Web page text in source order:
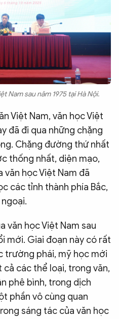
Nam sau năm 1975 tại Hà Nội.
Việt Nam, văn học Việt
đã đi qua những chặng
Chặng đường thứ nhất
thống nhất, diện mạo,
văn học Việt Nam đã
các tỉnh thành phía Bắc,
văn học Việt Nam sau
mới. Giai đoạn này có rất
trường phái, mỹ học mới
các thể loại, trong văn,
phê bình, trong dịch
phần vô cùng quan
sáng tác của văn học